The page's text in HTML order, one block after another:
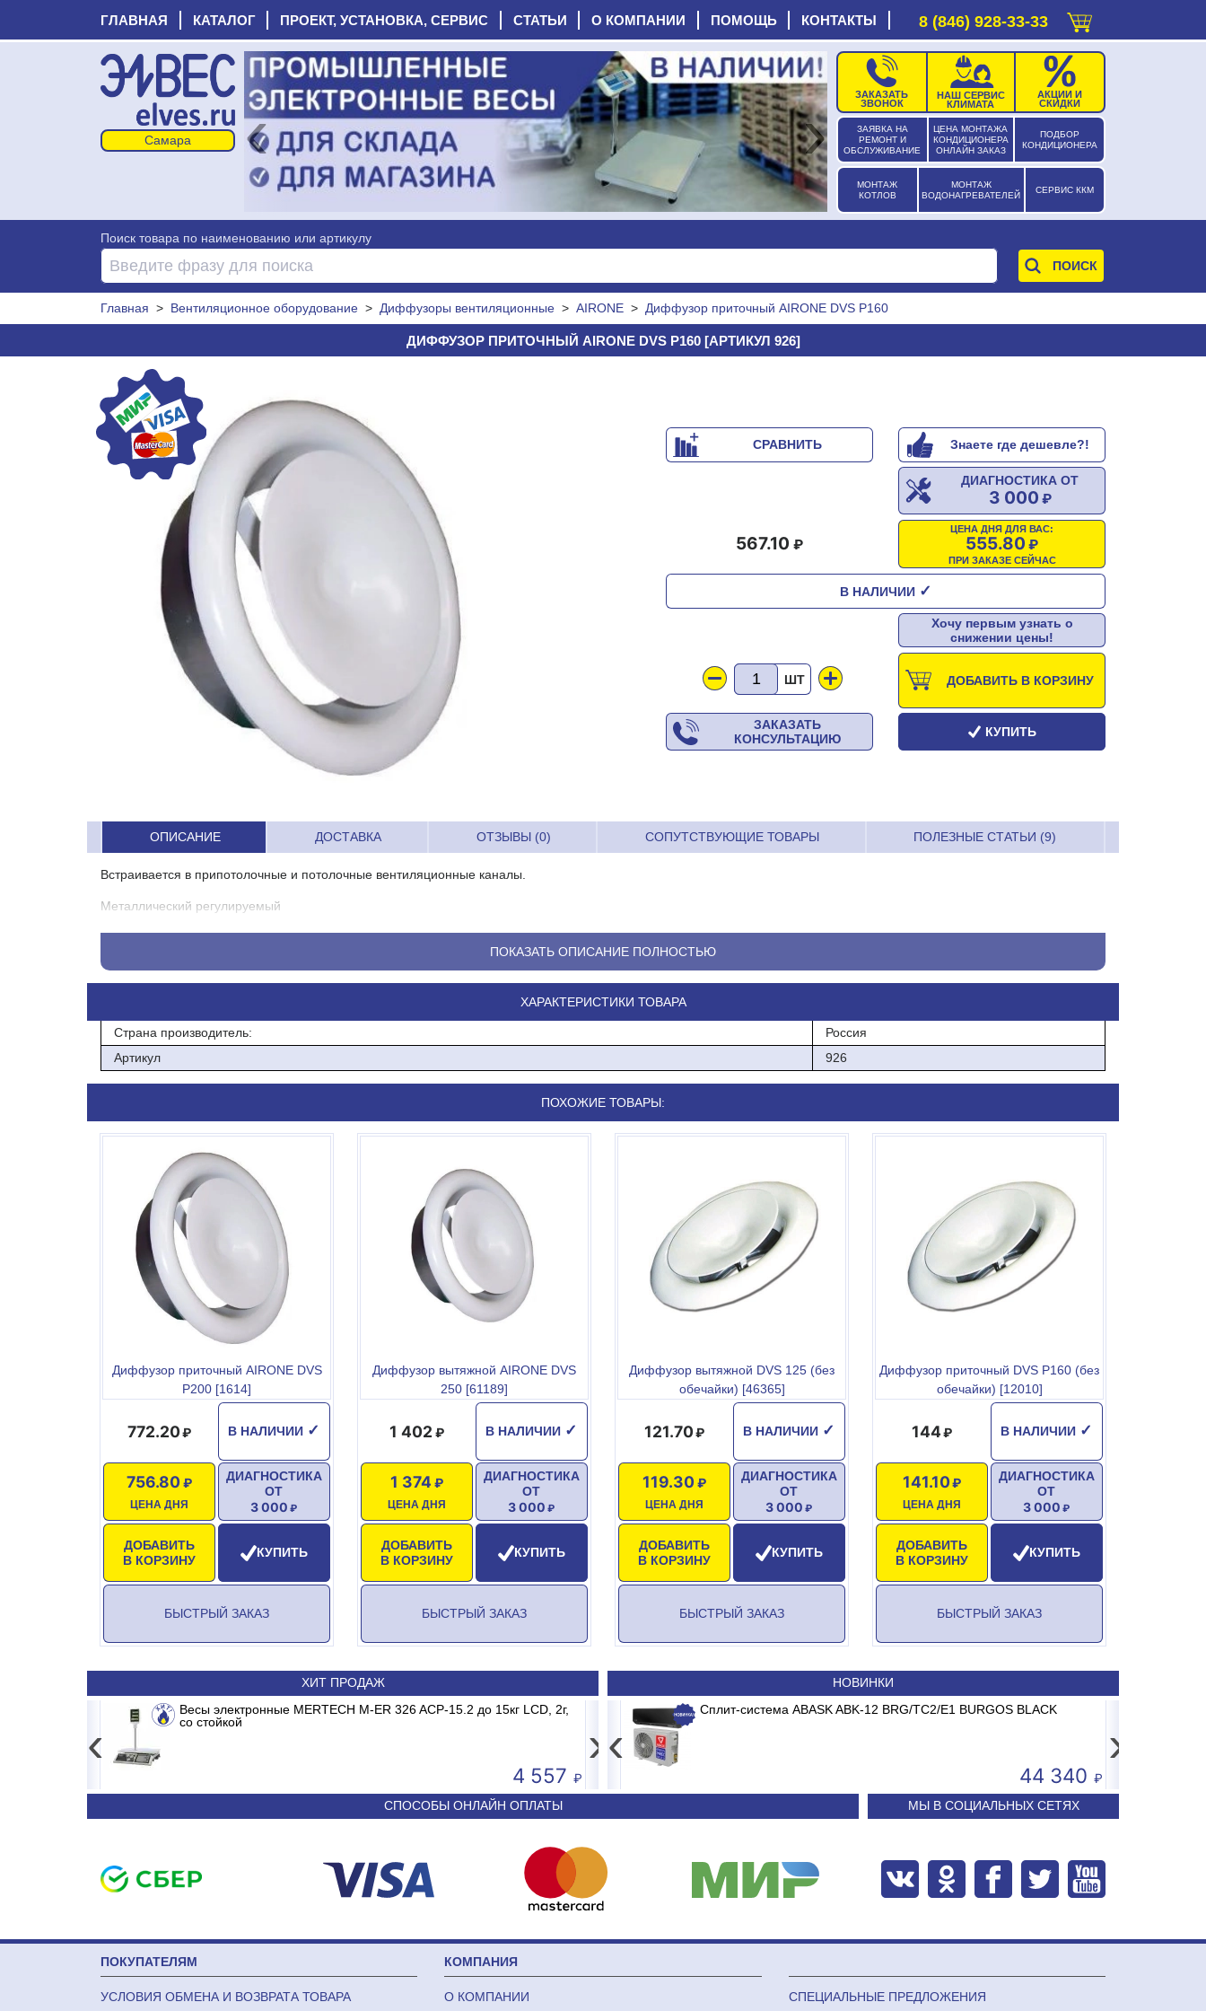
ГЛАВНАЯ КАТАЛОГ ПРОЕКТ, УСТАНОВКА, СЕРВИС СТАТЬИ О КОМПАНИИ ПОМОЩЬ КОНТАКТЫ 8 (846) 928-33-33
ЗАЯВКА НА
РЕМОНТ И
ОБСЛУЖИВАНИЕ
ЦЕНА МОНТАЖА
КОНДИЦИОНЕРА
ОНЛАЙН ЗАКАЗ
ПОДБОР
КОНДИЦИОНЕРА
МОНТАЖ
КОТЛОВ
МОНТАЖ
ВОДОНАГРЕВАТЕЛЕЙ
СЕРВИС ККМ
ЗАКАЗАТЬ
ЗВОНОК
НАШ СЕРВИС
КЛИМАТА
АКЦИИ И
СКИДКИ
‹ ›
Поиск товара по наименованию или артикулу
Главная > Вентиляционное оборудование > Диффузоры вентиляционные > AIRONE > Диффузор приточный AIRONE DVS P160
ДИФФУЗОР ПРИТОЧНЫЙ AIRONE DVS P160 [АРТИКУЛ 926]
СРАВНИТЬ Знаете где дешевле?!
ДИАГНОСТИКА ОТ
3 000
ЦЕНА ДНЯ ДЛЯ ВАС:
555.80
ПРИ ЗАКАЗЕ СЕЙЧАС
567.10
В НАЛИЧИИ ✓
Хочу первым узнать о
снижении цены!
ШТ ДОБАВИТЬ В КОРЗИНУ
ЗАКАЗАТЬ
КОНСУЛЬТАЦИЮ
КУПИТЬ
ОПИСАНИЕ ДОСТАВКА ОТЗЫВЫ (0) СОПУТСТВУЮЩИЕ ТОВАРЫ ПОЛЕЗНЫЕ СТАТЬИ (9)
Встраивается в припотолочные и потолочные вентиляционные каналы.
Металлический регулируемый
Диаметр под канал-160 мм
материал- метал
ПОКАЗАТЬ ОПИСАНИЕ ПОЛНОСТЬЮ
ХАРАКТЕРИСТИКИ ТОВАРА
Страна производитель:
Россия
Артикул
926
ПОХОЖИЕ ТОВАРЫ:
Диффузор приточный AIRONE DVS
P200 [1614]
В НАЛИЧИИ ✓
772.20
ЦЕНА ДНЯ
756.80
ДОБАВИТЬ
В КОРЗИНУ
ДИАГНОСТИКА
ОТ
3 000
КУПИТЬ
БЫСТРЫЙ ЗАКАЗ
Диффузор вытяжной AIRONE DVS
250 [61189]
В НАЛИЧИИ ✓
1 402
ЦЕНА ДНЯ
1 374
ДОБАВИТЬ
В КОРЗИНУ
ДИАГНОСТИКА
ОТ
3 000
КУПИТЬ
БЫСТРЫЙ ЗАКАЗ
Диффузор вытяжной DVS 125 (без
обечайки) [46365]
В НАЛИЧИИ ✓
121.70
ЦЕНА ДНЯ
119.30
ДОБАВИТЬ
В КОРЗИНУ
ДИАГНОСТИКА
ОТ
3 000
КУПИТЬ
БЫСТРЫЙ ЗАКАЗ
Диффузор приточный DVS P160 (без
обечайки) [12010]
В НАЛИЧИИ ✓
144
ЦЕНА ДНЯ
141.10
ДОБАВИТЬ
В КОРЗИНУ
ДИАГНОСТИКА
ОТ
3 000
КУПИТЬ
БЫСТРЫЙ ЗАКАЗ
ХИТ ПРОДАЖ
Весы электронные MERTECH M-ER 326 ACP-15.2 до 15кг LCD, 2г,
со стойкой
4 557
Весы электронные MERTECH M-ER 326 AC-15.2 до 15кг LCD, 2г, без стойки
3 681
‹ ›
НОВИНКИ
Сплит-система ABASK ABK/INV-18 MDR/MB2/E1 MADRID INVERTER
50 590
Сплит-система ABASK ABK-12 BRG/TC2/E1 BURGOS BLACK
44 340
‹ ›
СПОСОБЫ ОНЛАЙН ОПЛАТЫ МЫ В СОЦИАЛЬНЫХ СЕТЯХ
ПОКУПАТЕЛЯМ
УСЛОВИЯ ОБМЕНА И ВОЗВРАТА ТОВАРА
КОМПАНИЯ
О КОМПАНИИ СПЕЦИАЛЬНЫЕ ПРЕДЛОЖЕНИЯ